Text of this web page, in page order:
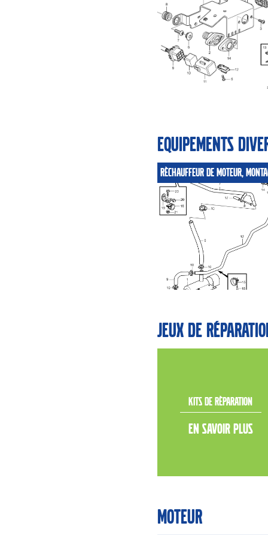
Equipements
Jeux de
KITS DE RÈPARATION
EN SAVOIR PLUS
Moteur